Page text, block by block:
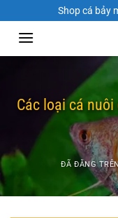
đến
dung
Shop cá bảy
Các loại cá
ĐÃ ĐĂNG